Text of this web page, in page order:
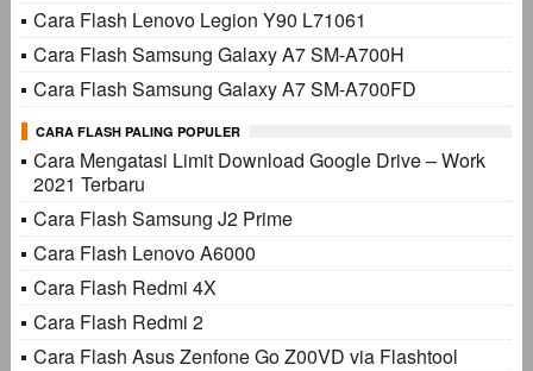
Cara Flash Lenovo Legion Y90 L71061
Cara Flash Samsung Galaxy A7 SM-A700H
Cara Flash Samsung Galaxy A7 SM-A700FD
CARA FLASH PALING POPULER
Cara Mengatasi Limit Download Google Drive – Work
2021 Terbaru
Cara Flash Samsung J2 Prime
Cara Flash Lenovo A6000
Cara Flash Redmi 4X
Cara Flash Redmi 2
Cara Flash Asus Zenfone Go Z00VD via Flashtool